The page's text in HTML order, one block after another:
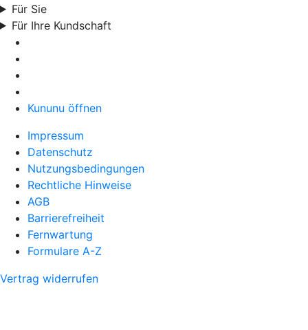
Für Sie
Für Ihre Kundschaft
Kununu öffnen
Impressum
Datenschutz
Nutzungsbedingungen
Rechtliche Hinweise
AGB
Barrierefreiheit
Fernwartung
Formulare A-Z
Vertrag widerrufen